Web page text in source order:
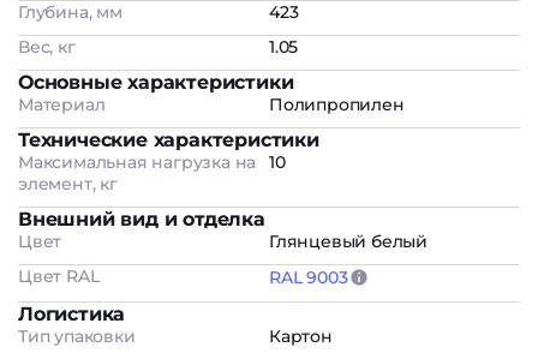
Глубина, мм
423
Вес, кг
1.05
Основные характеристики
Материал Полипропилен
Технические характеристики
Максимальная нагрузка на
элемент, кг
10
Внешний вид и отделка
Цвет
Глянцевый белый
Цвет RAL
RAL 9003
Логистика
Тип упаковки
Картон